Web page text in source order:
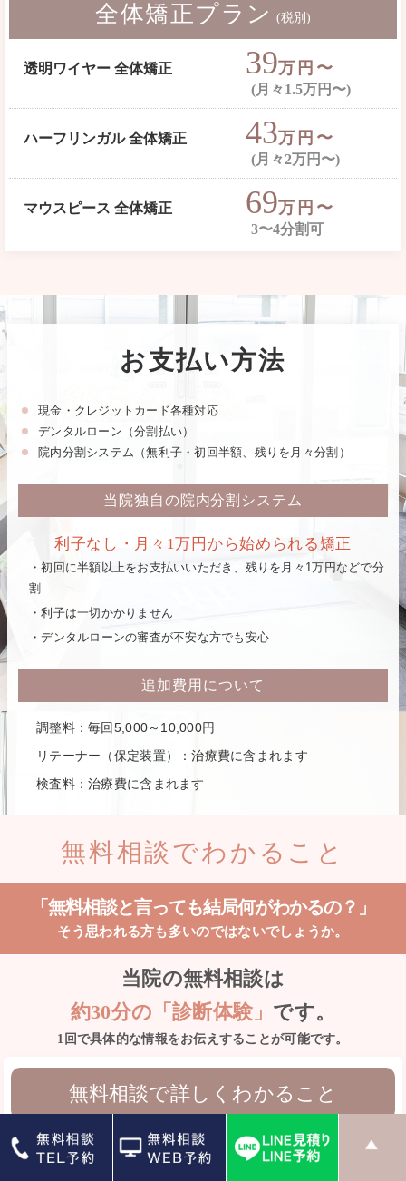
全体矯正プラン (税別)
透明ワイヤー 全体矯正 39万円〜
(月々1.5万円〜)
ハーフリンガル 全体矯正 43万円〜
(月々2万円〜)
マウスピース 全体矯正 69万円〜
3〜4分割可
お支払い方法
現金・クレジットカード各種対応
デンタルローン（分割払い）
院内分割システム（無利子・初回半額、残りを月々分割）
当院独自の院内分割システム
利子なし・月々1万円から始められる矯正
・初回に半額以上をお支払いいただき、残りを月々1万円などで分
割
・利子は一切かかりません
・デンタルローンの審査が不安な方でも安心
追加費用について
調整料：毎回5,000～10,000円
リテーナー（保定装置）：治療費に含まれます
検査料：治療費に含まれます
無料相談でわかること
「無料相談と言っても結局何がわかるの？」
そう思われる方も多いのではないでしょうか。
当院の無料相談は
約30分の「診断体験」 です。
1回で具体的な情報をお伝えすることが可能です。
無料相談で詳しくわかること
現在の歯並びの状態と問題点